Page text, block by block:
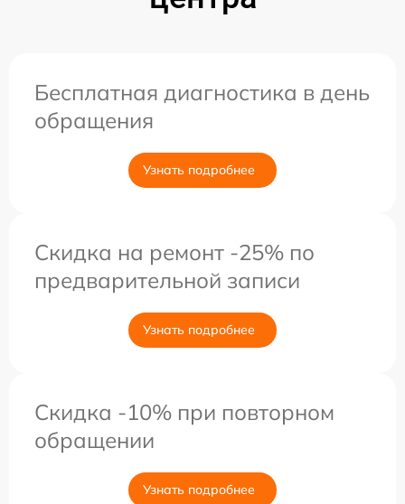
Бесплатная диагностика в день
обращения
Узнать подробнее
Скидка на ремонт -25% по
предварительной записи
Узнать подробнее
Скидка -10% при повторном
обращении
Узнать подробнее